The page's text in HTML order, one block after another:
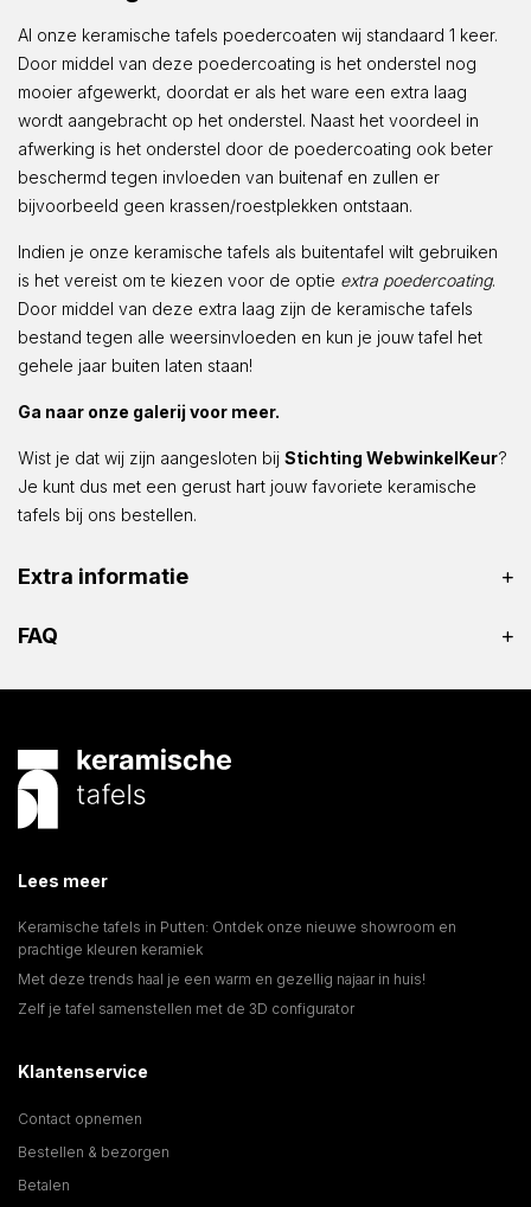
Al onze keramische tafels poedercoaten wij standaard 1 keer.
Door middel van deze poedercoating is het onderstel nog
mooier afgewerkt, doordat er als het ware een extra laag
wordt aangebracht op het onderstel. Naast het voordeel in
afwerking is het onderstel door de poedercoating ook beter
beschermd tegen invloeden van buitenaf en zullen er
bijvoorbeeld geen krassen/roestplekken ontstaan.
Indien je onze keramische tafels als buitentafel wilt gebruiken
is het vereist om te kiezen voor de optie extra poedercoating.
Door middel van deze extra laag zijn de keramische tafels
bestand tegen alle weersinvloeden en kun je jouw tafel het
gehele jaar buiten laten staan!
Ga naar onze galerij voor meer.
Wist je dat wij zijn aangesloten bij Stichting WebwinkelKeur?
Je kunt dus met een gerust hart jouw favoriete keramische
tafels bij ons bestellen.
Extra informatie
FAQ
Lees meer
Keramische tafels in Putten: Ontdek onze nieuwe showroom en
prachtige kleuren keramiek
Met deze trends haal je een warm en gezellig najaar in huis!
Zelf je tafel samenstellen met de 3D configurator
Klantenservice
Contact opnemen
Bestellen & bezorgen
Betalen